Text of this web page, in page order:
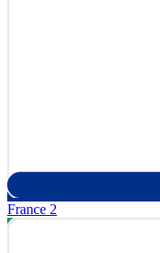
France 2